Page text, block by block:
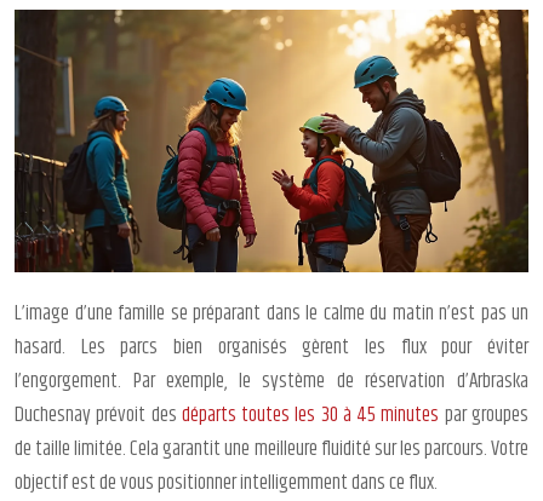
L’image d’une famille se préparant dans le calme du matin n’est pas un
hasard. Les parcs bien organisés gèrent les flux pour éviter
l’engorgement. Par exemple, le système de réservation d’Arbraska
Duchesnay prévoit desdéparts toutes les 30 à 45 minutes par groupes
de taille limitée. Cela garantit une meilleure fluidité sur les parcours. Votre
objectif est de vous positionner intelligemment dans ce flux.